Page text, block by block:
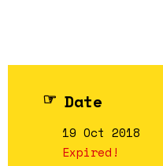
Date
19 Oct 2018
Expired!